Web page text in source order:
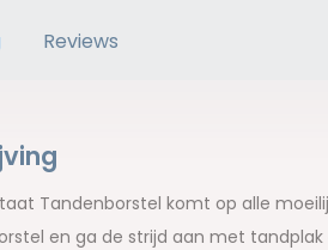
Reviews
Tandenborstel komt op alle
en ga de strijd aan met